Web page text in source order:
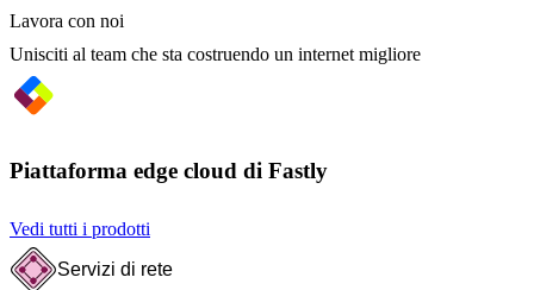
Lavora con noi
Unisciti al team che sta costruendo un internet migliore
Piattaforma edge cloud di Fastly
Vedi tutti i prodotti
Servizi di rete